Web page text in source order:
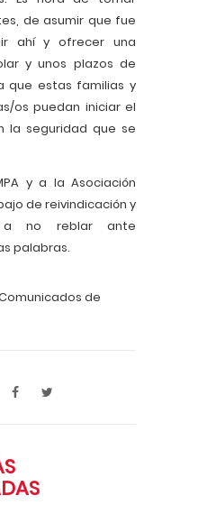
de asumir que fue
ahí y ofrecer una
y unos plazos de
que estas familias y
os puedan iniciar el
la seguridad que se
y a la Asociación
de reivindicación y
a no reblar ante
palabras.
de